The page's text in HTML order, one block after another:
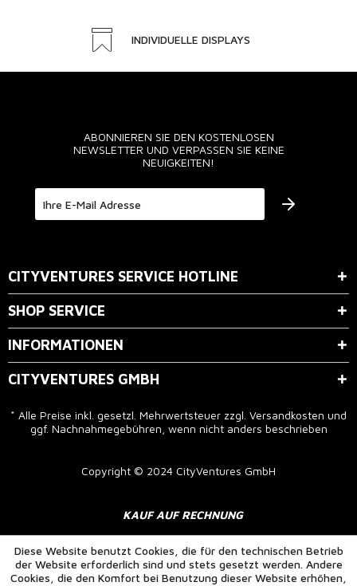
INDIVIDUELLE DISPLAYS
ABONNIEREN SIE DEN KOSTENLOSEN
NEWSLETTER UND VERPASSEN SIE KEINE
NEUIGKEITEN!
CITYVENTURES SERVICE HOTLINE
SHOP SERVICE
INFORMATIONEN
CITYVENTURES GMBH
* Alle Preise inkl. gesetzl. Mehrwertsteuer zzgl. Versandkosten und
ggf. Nachnahmegebühren, wenn nicht anders beschrieben
Copyright © 2024 CityVentures GmbH
KAUF AUF RECHNUNG
Diese Website benutzt Cookies, die für den technischen Betrieb
der Website erforderlich sind und stets gesetzt werden. Andere
Cookies, die den Komfort bei Benutzung dieser Website erhöhen,